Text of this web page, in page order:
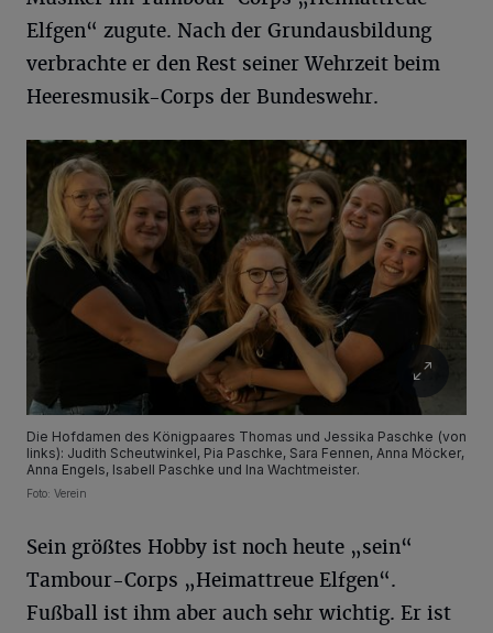
Elfgen“ zugute. Nach der Grundausbildung
verbrachte er den Rest seiner Wehrzeit beim
Heeresmusik-Corps der Bundeswehr.
Die Hofdamen des Königpaares Thomas und Jessika Paschke (von
links): Judith Scheutwinkel, Pia Paschke, Sara Fennen, Anna Möcker,
Anna Engels, Isabell Paschke und Ina Wachtmeister.
Foto: Verein
Sein größtes Hobby ist noch heute „sein“
Tambour-Corps „Heimattreue Elfgen“.
Fußball ist ihm aber auch sehr wichtig. Er ist